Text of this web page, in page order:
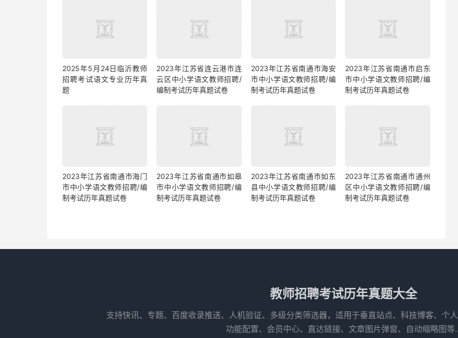
2025年5月24日临沂教师
招聘考试语文专业历年真
题
2023年江苏省连云港市连
云区中小学语文教师招聘/
编制考试历年真题试卷
2023年江苏省南通市海安
市中小学语文教师招聘/编
制考试历年真题试卷
2023年江苏省南通市启东
市中小学语文教师招聘/编
制考试历年真题试卷
2023年江苏省南通市海门
市中小学语文教师招聘/编
制考试历年真题试卷
2023年江苏省南通市如皋
市中小学语文教师招聘/编
制考试历年真题试卷
2023年江苏省南通市如东
县中小学语文教师招聘/编
制考试历年真题试卷
2023年江苏省南通市通州
区中小学语文教师招聘/编
制考试历年真题试卷
教师招聘考试历年真题大全
支持快讯、专题、百度收录推送、人机验证、多级分类筛选器，适用于垂直站点、科技博客、个
功能配置、会员中心、直达链接、文章图片弹窗、自动缩略图等